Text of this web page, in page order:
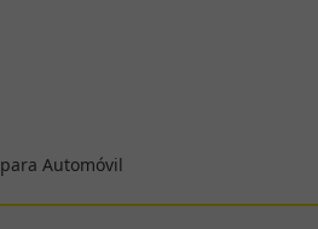
Automóvil